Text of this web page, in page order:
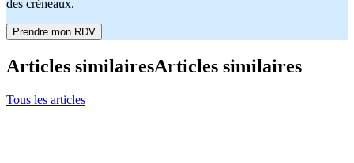
des créneaux.
Prendre mon RDV
Articles similairesArticles similaires
Tous les articles